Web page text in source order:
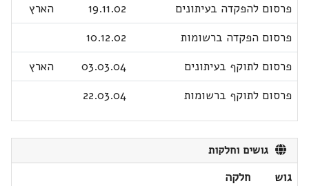
פרסום להפקדה בעיתונים
19.11.02
הארץ
פרסום הפקדה ברשומות
10.12.02
פרסום לתוקף בעיתונים
03.03.04
הארץ
פרסום לתוקף ברשומות
22.03.04
גושים וחלקות
גוש
חלקה